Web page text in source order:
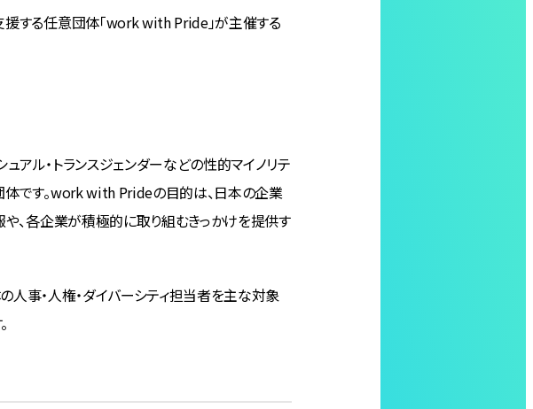
援する任意団体「work with Pride」が主催する
アル・トランスジェンダーなどの性的マイノリテ
体です。work with Prideの目的は、日本の企業
、各企業が積極的に取り組むきっかけを提供す
事・人権・ダイバーシティ担当者を主な対象